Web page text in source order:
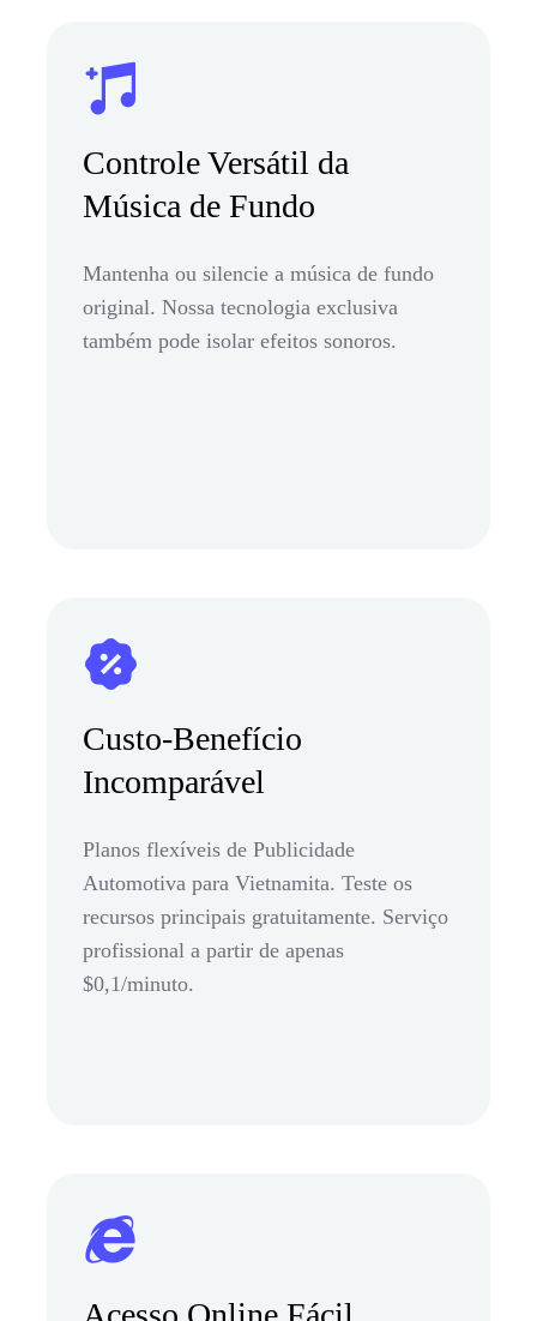
Controle Versátil da
Música de Fundo
Mantenha ou silencie a música de fundo
original. Nossa tecnologia exclusiva
também pode isolar efeitos sonoros.
Custo-Benefício
Incomparável
Planos flexíveis de Publicidade
Automotiva para Vietnamita. Teste os
recursos principais gratuitamente. Serviço
profissional a partir de apenas
$0,1/minuto.